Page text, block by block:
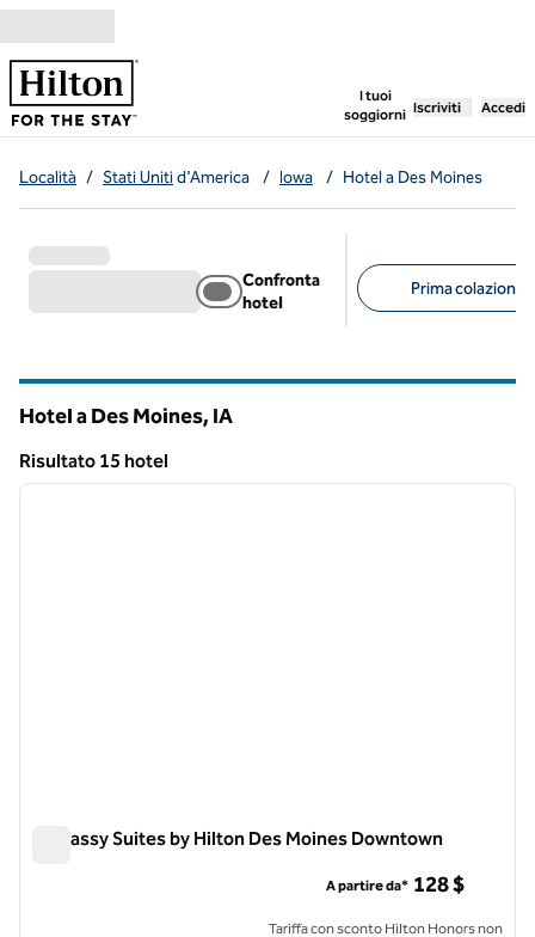
Vai al contenuto
I tuoi
soggiorni
, apre una
Iscriviti Accedi
Località / Stati Unitid'America / Iowa / Hotel a Des Moines
Confronta
hotel
Prima colazione
Hotel a Des Moines, IA
Risultato 15 hotel
Risultato 15 hotel
1 di 12
Embassy Suites by Hilton Des Moines Downtown
A partire da* 128 $
Tariffa con sconto Hilton Honors non